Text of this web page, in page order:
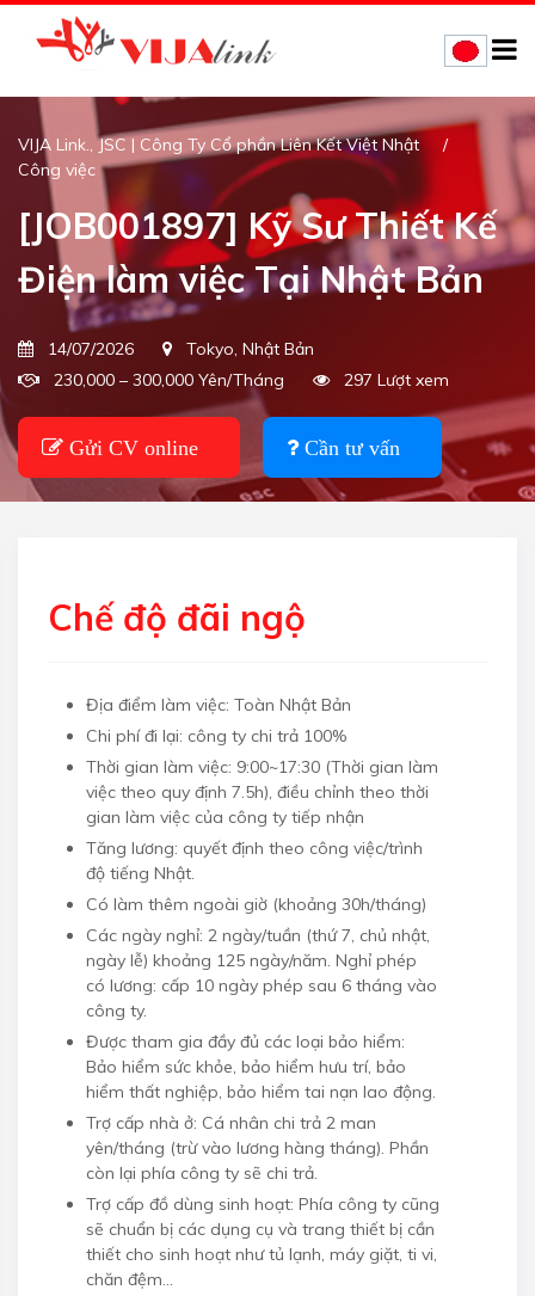
VIJA Link., JSC | Công Ty Cổ phần Liên Kết Việt Nhật
Công việc
[JOB001897] Kỹ Sư Thiết Kế
Điện làm việc Tại Nhật Bản
14/07/2026
Tokyo, Nhật Bản
230,000 – 300,000 Yên/Tháng
297 Lượt xem
Gửi CV online Cần tư vấn
Chế độ đãi ngộ
Địa điểm làm việc: Toàn Nhật Bản
Chi phí đi lại: công ty chi trả 100%
Thời gian làm việc: 9:00~17:30 (Thời gian làm
việc theo quy định 7.5h), điều chỉnh theo thời
gian làm việc của công ty tiếp nhận
Tăng lương: quyết định theo công việc/trình
độ tiếng Nhật.
Có làm thêm ngoài giờ (khoảng 30h/tháng)
Các ngày nghỉ: 2 ngày/tuần (thứ 7, chủ nhật,
ngày lễ) khoảng 125 ngày/năm. Nghỉ phép
có lương: cấp 10 ngày phép sau 6 tháng vào
công ty.
Được tham gia đầy đủ các loại bảo hiểm:
Bảo hiểm sức khỏe, bảo hiểm hưu trí, bảo
hiểm thất nghiệp, bảo hiểm tai nạn lao động.
Trợ cấp nhà ở: Cá nhân chi trả 2 man
yên/tháng (trừ vào lương hàng tháng). Phần
còn lại phía công ty sẽ chi trả.
Trợ cấp đồ dùng sinh hoạt: Phía công ty cũng
sẽ chuẩn bị các dụng cụ và trang thiết bị cần
thiết cho sinh hoạt như tủ lạnh, máy giặt, ti vi,
chăn đệm...